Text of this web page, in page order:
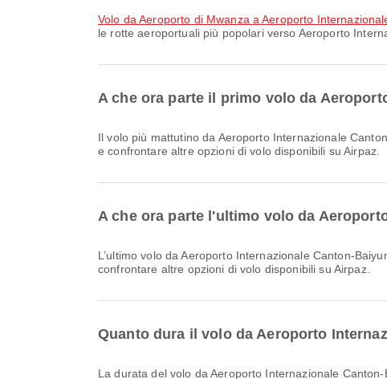
volo da Aeroporto di Mwanza a Aeroporto
le rotte aeroportuali più popolari verso Aeroporto
A che ora parte il primo volo da
Il volo più mattutino da Aeroporto Internazionale Canton-Baiyun a Aeroporto Internazionale Julius Nyerere con Air Tanzania parte alle 00:15. Puoi consultare questo orario
e confrontare altre opzioni di volo disponibili su Airpaz.
A che ora parte l'ultimo volo da
L’ultimo volo da Aeroporto Internazionale Canton-Baiyun a Aeroporto Internazionale Julius Nyerere con Air Tanzania parte alle 00:15. Puoi consultare questo orario e
confrontare altre opzioni di volo disponibili su Airpaz.
Quanto dura il volo da Aeroporto
La durata del volo da Aeroporto Internazionale